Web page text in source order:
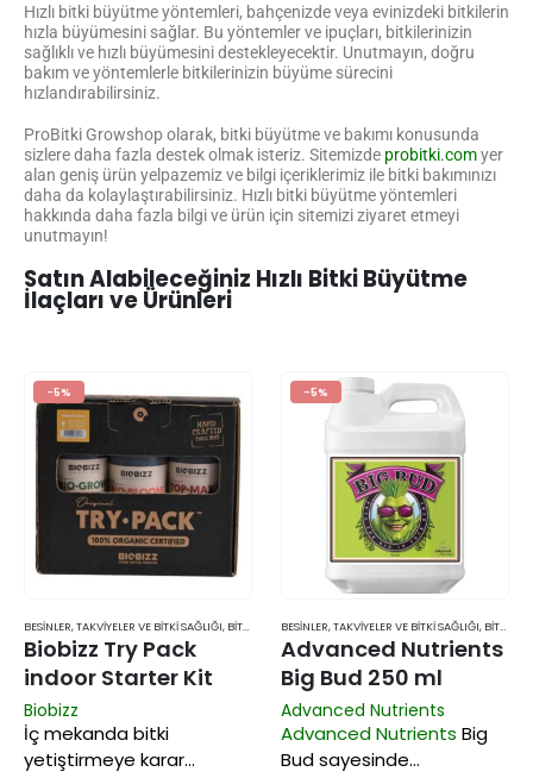
Hızlı bitki büyütme yöntemleri, bahçenizde veya evinizdeki bitkilerin
hızla büyümesini sağlar. Bu yöntemler ve ipuçları, bitkilerinizin
sağlıklı ve hızlı büyümesini destekleyecektir. Unutmayın, doğru
bakım ve yöntemlerle bitkilerinizin büyüme sürecini
hızlandırabilirsiniz.
ProBitki Growshop olarak, bitki büyütme ve bakımı konusunda
sizlere daha fazla destek olmak isteriz. Sitemizde probitki.comyer
alan geniş ürün yelpazemiz ve bilgi içeriklerimiz ile bitki bakımınızı
daha da kolaylaştırabilirsiniz. Hızlı bitki büyütme yöntemleri
hakkında daha fazla bilgi ve ürün için sitemizi ziyaret etmeyi
unutmayın!
Satın Alabileceğiniz Hızlı Bitki Büyütme
İlaçları ve Ürünleri
-5%
BESINLER, TAKVIYELER VE BITKI SAĞLIĞI, BITKI BESINLERI VE TAKVIYELERI
Biobizz Try Pack
indoor Starter Kit
Biobizz
İç mekanda bitki
yetiştirmeye karar
-5%
BESINLER, TAKVIYELER VE BITKI SAĞLIĞI, BITKI BESINLERI VE TAKVIYELERI
Advanced Nutrients
Big Bud 250 ml
Advanced Nutrients
Advanced Nutrients Big
Bud sayesinde